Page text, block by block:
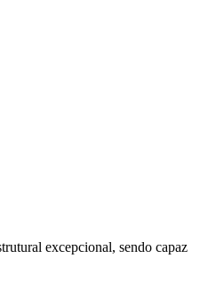
excepcional, sendo capaz